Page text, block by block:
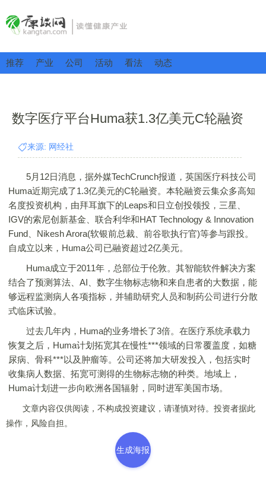
推荐 产业 公司 活动 看法 动态
数字医疗平台Huma获1.3亿美元C轮融资
来源: 网经社
5月12日消息，据外媒TechCrunch报道，英国医疗科技公司
Huma近期完成了1.3亿美元的C轮融资。本轮融资云集众多高知
名度投资机构，由拜耳旗下的Leaps和日立创投领投，三星、
IGV的索尼创新基金、联合利华和HAT Technology & Innovation
Fund、Nikesh Arora(软银前总裁、前谷歌执行官)等参与跟投。
自成立以来，Huma公司已融资超过2亿美元。
Huma成立于2011年，总部位于伦敦。其智能软件解决方案
结合了预测算法、AI、数字生物标志物和来自患者的大数据，能
够远程监测病人各项指标，并辅助研究人员和制药公司进行分散
式临床试验。
过去几年内，Huma的业务增长了3倍。在医疗系统承载力
恢复之后，Huma计划拓宽其在慢性***领域的日常覆盖度，如糖
尿病、骨科***以及肿瘤等。公司还将加大研发投入，包括实时
收集病人数据、拓宽可测得的生物标志物的种类。地域上，
Huma计划进一步向欧洲各国辐射，同时进军美国市场。
文章内容仅供阅读，不构成投资建议，请谨慎对待。投资者据此
操作，风险自担。
生成海报